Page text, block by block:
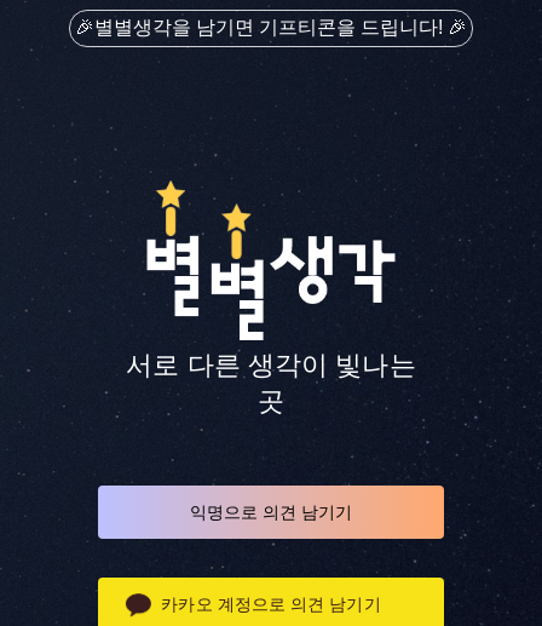
🎉별별생각을 남기면 기프티콘을 드립니다! 🎉
서로 다른 생각이 빛나는
곳
익명으로 의견 남기기
카카오 계정으로 의견 남기기